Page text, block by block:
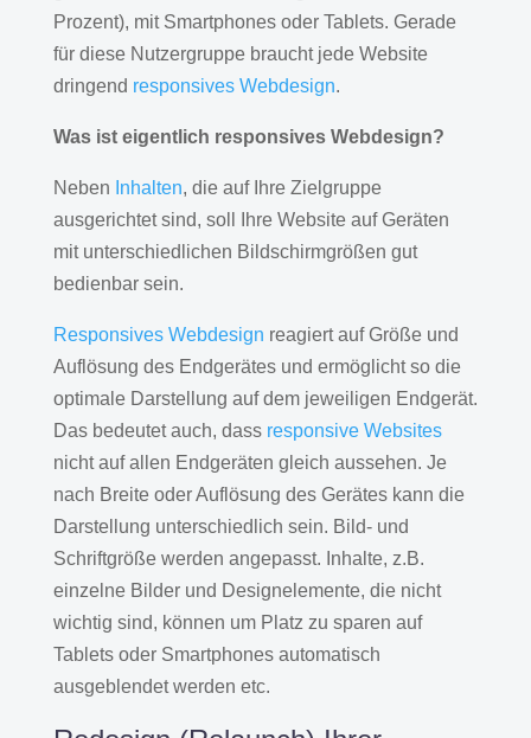
Prozent), mit Smartphones oder Tablets. Gerade
für diese Nutzergruppe braucht jede Website
dringend responsives Webdesign.
Was ist eigentlich responsives Webdesign?
Neben Inhalten, die auf Ihre Zielgruppe
ausgerichtet sind, soll Ihre Website auf Geräten
mit unterschiedlichen Bildschirmgrößen gut
bedienbar sein.
Responsives Webdesign reagiert auf Größe und
Auflösung des Endgerätes und ermöglicht so die
optimale Darstellung auf dem jeweiligen Endgerät.
Das bedeutet auch, dass responsive Websites
nicht auf allen Endgeräten gleich aussehen. Je
nach Breite oder Auflösung des Gerätes kann die
Darstellung unterschiedlich sein. Bild- und
Schriftgröße werden angepasst. Inhalte, z.B.
einzelne Bilder und Designelemente, die nicht
wichtig sind, können um Platz zu sparen auf
Tablets oder Smartphones automatisch
ausgeblendet werden etc.